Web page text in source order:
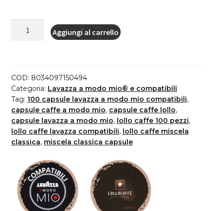
Miscela
Classica
Lavazza*
a
modo
mio*
Compatibili
quantità
Aggiungi al carrello
COD: 8034097150494
Categoria: Lavazza a modo mio® e compatibili
Tag: 100 capsule lavazza a modo mio compatibili,
capsule caffe a modo mio, capsule caffe lollo,
capsule lavazza a modo mio, lollo caffe 100 pezzi,
lollo caffe lavazza compatibili, lollo caffe miscela
classica, miscela classica capsule